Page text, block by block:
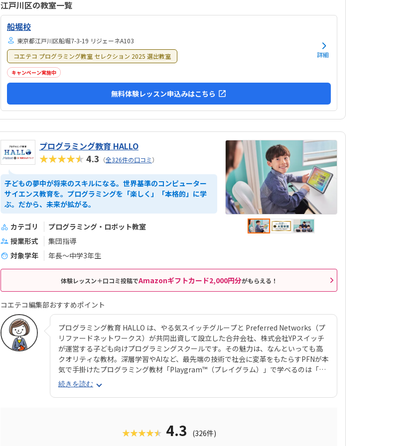
江戸川区の教室一覧
船堀校
東京都江戸川区船堀7-3-19 リジェーネA103
コエテコ プログラミング教室 セレクション 2025 選出教室
キャンペーン実施中
詳細
無料体験レッスン申込みはこちら
プログラミング教育 HALLO
★★★★★4.3 （全326件の口コミ）
子どもの夢中が将来のスキルになる。世界基準のコンピューター
サイエンス教育を。プログラミングを「楽しく」「本格的」に学
ぶ。だから、未来が拡がる。
カテゴリ
プログラミング・ロボット教室
授業形式
集団指導
対象学年
年長～中学3年生
体験レッスン＋口コミ投稿でAmazonギフトカード2,000円分がもらえる！
コエテコ編集部おすすめポイント
プログラミング教育 HALLO は、やる気スイッチグループと Preferred Networks（プ
リファードネットワークス）が共同出資して設立した合弁会社、株式会社YPスイッチ
が運営する子ども向けプログラミングスクールです。その魅力は、なんといっても高
クオリティな教材。深層学習やAIなど、最先端の技術で社会に変革をもたらすPFNが本
気で手掛けたプログラミング教材「Playgram™（プレイグラム）」で学べるのは「プ
ログラミング教育 HALLO」ならではの魅力と言えるでしょう。スマホゲームのような
見た目と操作感で子どもが楽しく進めていける一方、最終的には実戦レベルのプログ
ラミングスキルが身につく「Playgram」には、まるでマインクラフト（マイクラ）の
る気スイッチグループといえば、子どもの性格や学習タイプを見極める「個性診断テ
続きを読む
★★★★★ 4.3 (326件)